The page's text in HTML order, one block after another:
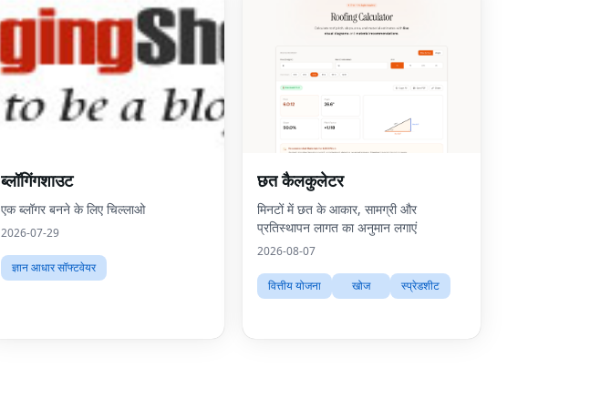
ब्लॉगिंगशाउट
एक ब्लॉगर बनने के लिए चिल्लाओ
2026-07-29
ज्ञान आधार सॉफ्टवेयर
छत कैलकुलेटर
मिनटों में छत के आकार, सामग्री और
प्रतिस्थापन लागत का अनुमान लगाएं
2026-08-07
वित्तीय योजना खोज स्प्रेडशीट